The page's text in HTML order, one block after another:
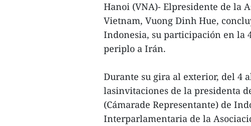
Hanoi (VNA)- Elpresidente de la
Vietnam, Vuong Dinh Hue,
Indonesia, su participación en la
periplo a Irán.
Durante su gira al exterior, del 4
lasinvitaciones de la presidenta
(Cámarade Representante) de
Interparlamentaria de la